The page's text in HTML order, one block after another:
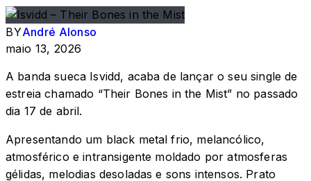
BYAndré Alonso
maio 13, 2026
A banda sueca Isvidd, acaba de lançar o seu single de
estreia chamado “Their Bones in the Mist” no passado
dia 17 de abril.
Apresentando um black metal frio, melancólico,
atmosférico e intransigente moldado por atmosferas
gélidas, melodias desoladas e sons intensos. Prato